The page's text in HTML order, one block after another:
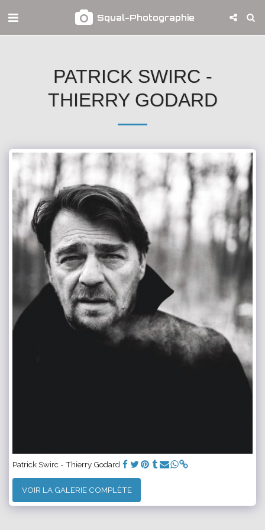
Squal-Photographie
PATRICK SWIRC -
THIERRY GODARD
Patrick Swirc - Thierry Godard
VOIR LA GALERIE COMPLÈTE